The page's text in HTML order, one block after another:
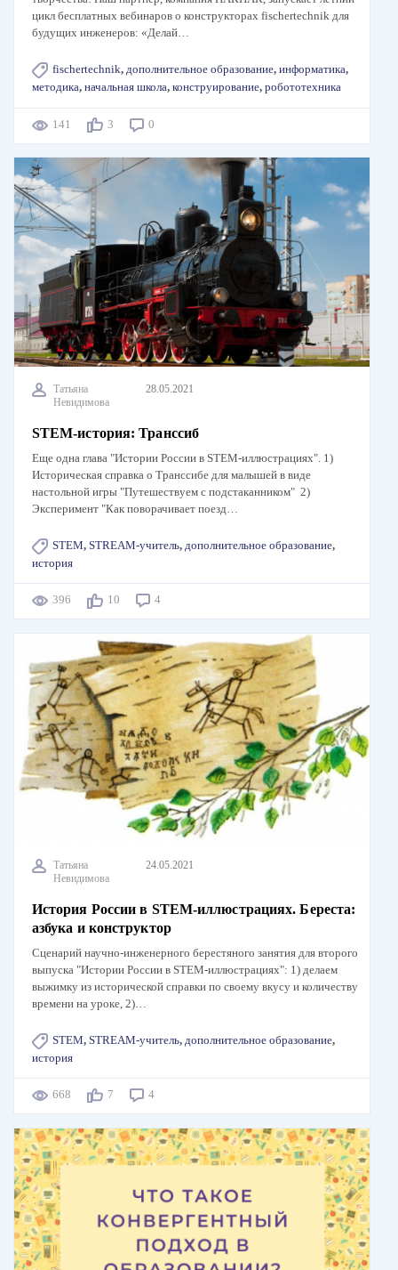
цикл бесплатных вебинаров о конструкторах fischertechnik для
будущих инженеров: «Делай…
fischertechnik, дополнительное образование, информатика,
методика, начальная школа, конструирование, робототехника
141 3 0
Татьяна
Невидимова
28.05.2021
STEM-история: Транссиб
Еще одна глава "Истории России в STEM-иллюстрациях". 1)
Историческая справка о Транссибе для малышей в виде
настольной игры "Путешествуем с подстаканником" 2)
Эксперимент "Как поворачивает поезд…
STEM, STREAM-учитель, дополнительное образование,
история
396 10 4
Татьяна
Невидимова
24.05.2021
История России в STEM-иллюстрациях. Береста:
азбука и конструктор
Сценарий научно-инженерного берестяного занятия для второго
выпуска "Истории России в STEM-иллюстрациях": 1) делаем
выжимку из исторической справки по своему вкусу и количеству
времени на уроке, 2)…
STEM, STREAM-учитель, дополнительное образование,
история
668 7 4